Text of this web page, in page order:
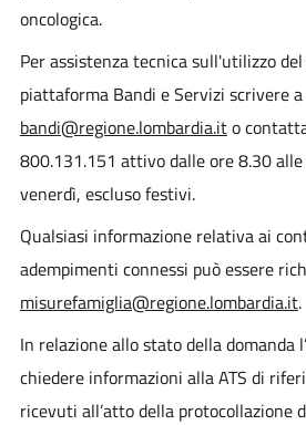
oncologica.
Per assistenza tecnica sull'utilizzo
piattaforma Bandi e Servizi scrivere a
bandi@regione.lombardia.ito
800.131.151 attivo dalle ore 8.30
venerdì, escluso festivi.
Qualsiasi informazione relativa ai
adempimenti connessi può essere
misurefamiglia@regione.lombardia.it.
In relazione allo stato della domanda
chiedere informazioni alla ATS di
ricevuti all’atto della protocollazione